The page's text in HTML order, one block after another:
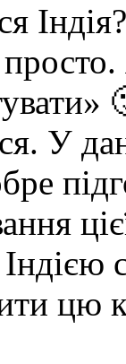
У
цю